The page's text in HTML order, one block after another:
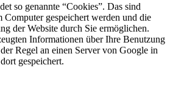
so genannte “Cookies”. Das sind
Computer gespeichert werden und die
der Website durch Sie ermöglichen.
Informationen über Ihre Benutzung
Regel an einen Server von Google in
gespeichert.